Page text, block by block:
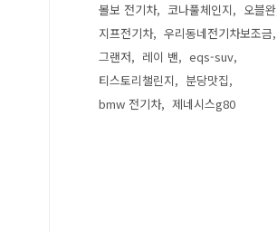
볼보 전기차
코나풀체인지
오블완
지프전기차
우리동네전기차보조금
그랜저
레이 밴
eqs-suv
티스토리챌린지
분당맛집
bmw 전기차
제네시스g80